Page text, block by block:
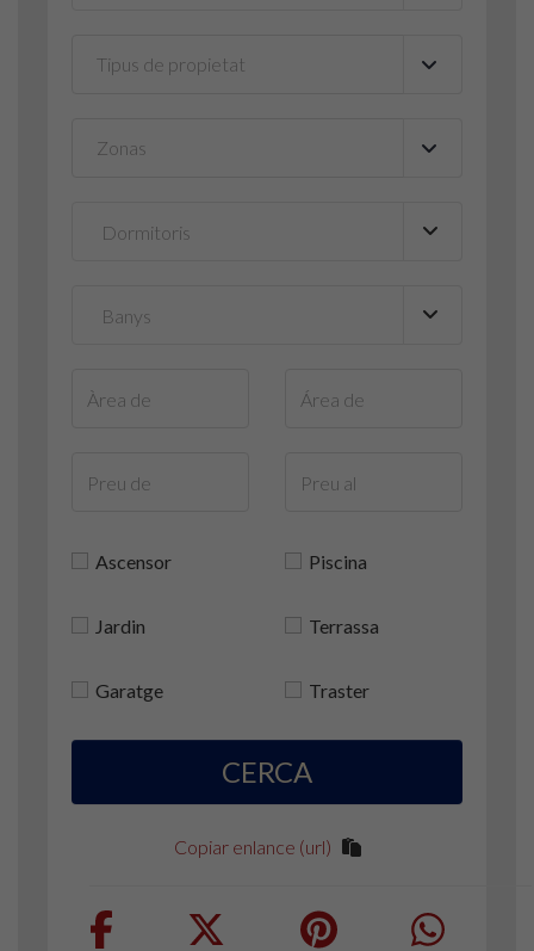
Tipus de propietat ▼
Zonas ▼
Ascensor Piscina
Jardin Terrassa
Garatge Traster
CERCA
Copiar enlance (url)